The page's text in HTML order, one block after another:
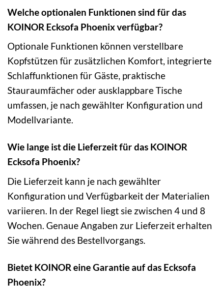
Welche optionalen Funktionen sind für das
KOINOR Ecksofa Phoenix verfügbar?
Optionale Funktionen können verstellbare
Kopfstützen für zusätzlichen Komfort, integrierte
Schlaffunktionen für Gäste, praktische
Stauraumfächer oder ausklappbare Tische
umfassen, je nach gewählter Konfiguration und
Modellvariante.
Wie lange ist die Lieferzeit für das KOINOR
Ecksofa Phoenix?
Die Lieferzeit kann je nach gewählter
Konfiguration und Verfügbarkeit der Materialien
variieren. In der Regel liegt sie zwischen 4 und 8
Wochen. Genaue Angaben zur Lieferzeit erhalten
Sie während des Bestellvorgangs.
Bietet KOINOR eine Garantie auf das Ecksofa
Phoenix?